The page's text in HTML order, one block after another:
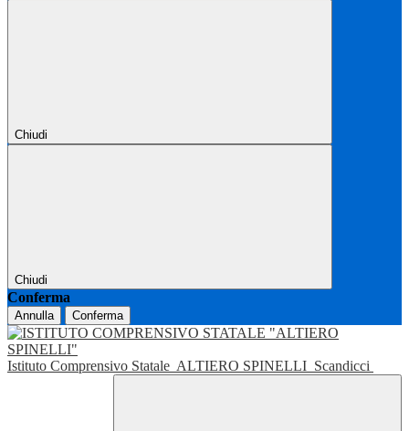
Chiudi
Chiudi
Conferma
Annulla Conferma
Istituto Comprensivo Statale ALTIERO SPINELLI Scandicci